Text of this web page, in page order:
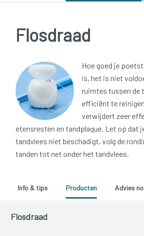
Flosdraad
Hoe goed je
is, het is niet
ruimtes tussen de
efficiënt te
verwijdert zeer
etensresten en tandplaque. Let op dat
tandvlees niet beschadigt, volg de
tanden tot net onder het tandvlees.
Info & tips Producten Advies
Flosdraad